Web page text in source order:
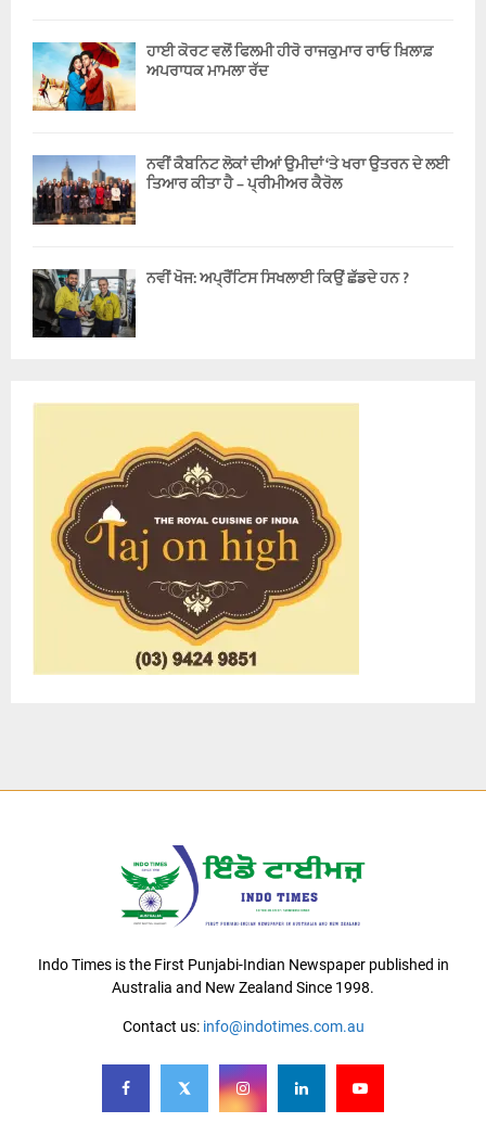
ਹਾਈ ਕੋਰਟ ਵਲੋਂ ਫਿਲਮੀ ਹੀਰੋ ਰਾਜਕੁਮਾਰ ਰਾਓ ਖ਼ਿਲਾਫ਼
ਅਪਰਾਧਕ ਮਾਮਲਾ ਰੱਦ
ਨਵੀਂ ਕੈਬਨਿਟ ਲੋਕਾਂ ਦੀਆਂ ਉਮੀਦਾਂ ‘ਤੇ ਖਰਾ ਉਤਰਨ ਦੇ ਲਈ
ਤਿਆਰ ਕੀਤਾ ਹੈ – ਪ੍ਰੀਮੀਅਰ ਕੈਰੋਲ
ਨਵੀਂ ਖੋਜ: ਅਪ੍ਰੈਂਟਿਸ ਸਿਖਲਾਈ ਕਿਉਂ ਛੱਡਦੇ ਹਨ ?
Indo Times is the First Punjabi-Indian Newspaper published in
Australia and New Zealand Since 1998.
Contact us: info@indotimes.com.au